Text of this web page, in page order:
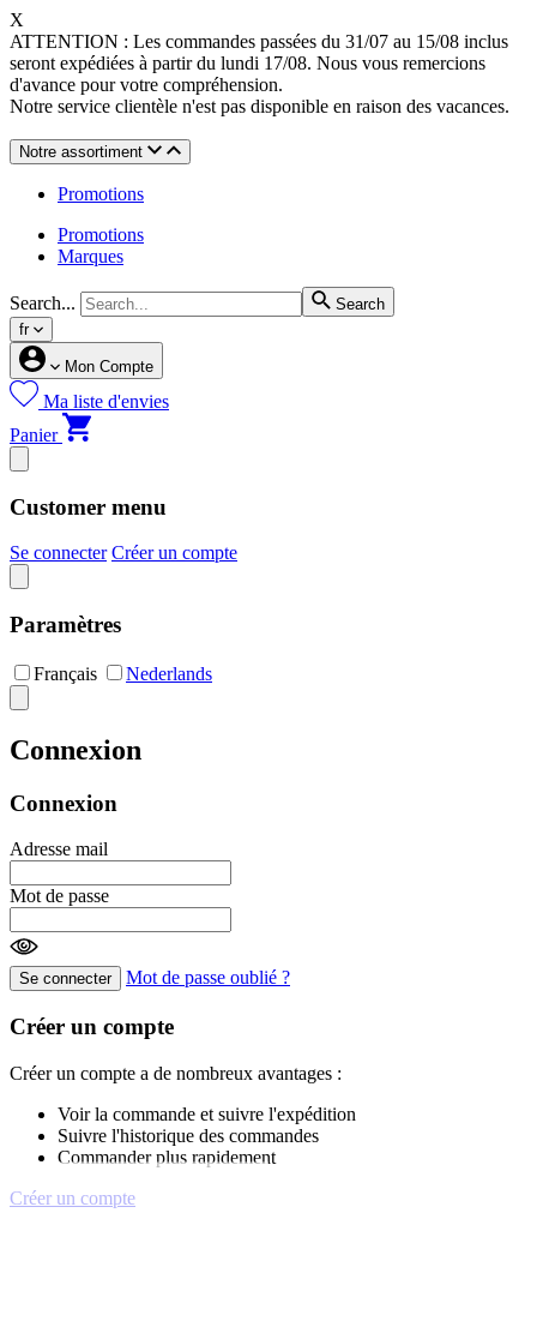
X
ATTENTION : Les commandes passées du 31/07 au 15/08 inclus
seront expédiées à partir du lundi 17/08. Nous vous remercions
d'avance pour votre compréhension.
Notre service clientèle n'est pas disponible en raison des vacances.
Notre assortiment
Promotions
Promotions
Marques
Search...
Search
fr
Mon Compte
Ma liste d'envies
Panier
Customer menu
Se connecter Créer un compte
Paramètres
Français Nederlands
Connexion
Connexion
Adresse mail
Mot de passe
Se connecter Mot de passe oublié ?
Créer un compte
Créer un compte a de nombreux avantages :
Voir la commande et suivre l'expédition
Suivre l'historique des commandes
Commander plus rapidement
Créer un compte